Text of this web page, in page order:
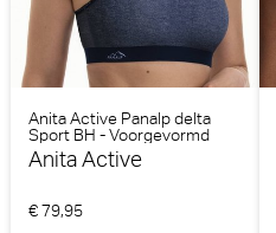
Anita Active Panalp delta
Sport BH - Voorgevormd
(Jeans)
Anita Active
€ 79,95